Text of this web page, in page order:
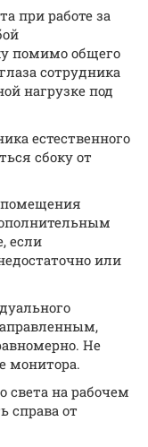
при работе за
помимо общего
сотрудника
нагрузке под
естественного
сбоку от
помещения
если
или
Не
монитора.
света на рабочем
справа от